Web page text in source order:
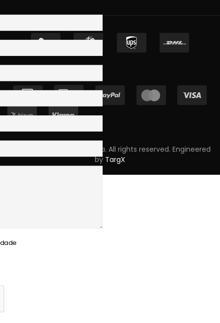
Copyright © 2023 Skpro, Lda. All rights reserved. Engineered
by TargX